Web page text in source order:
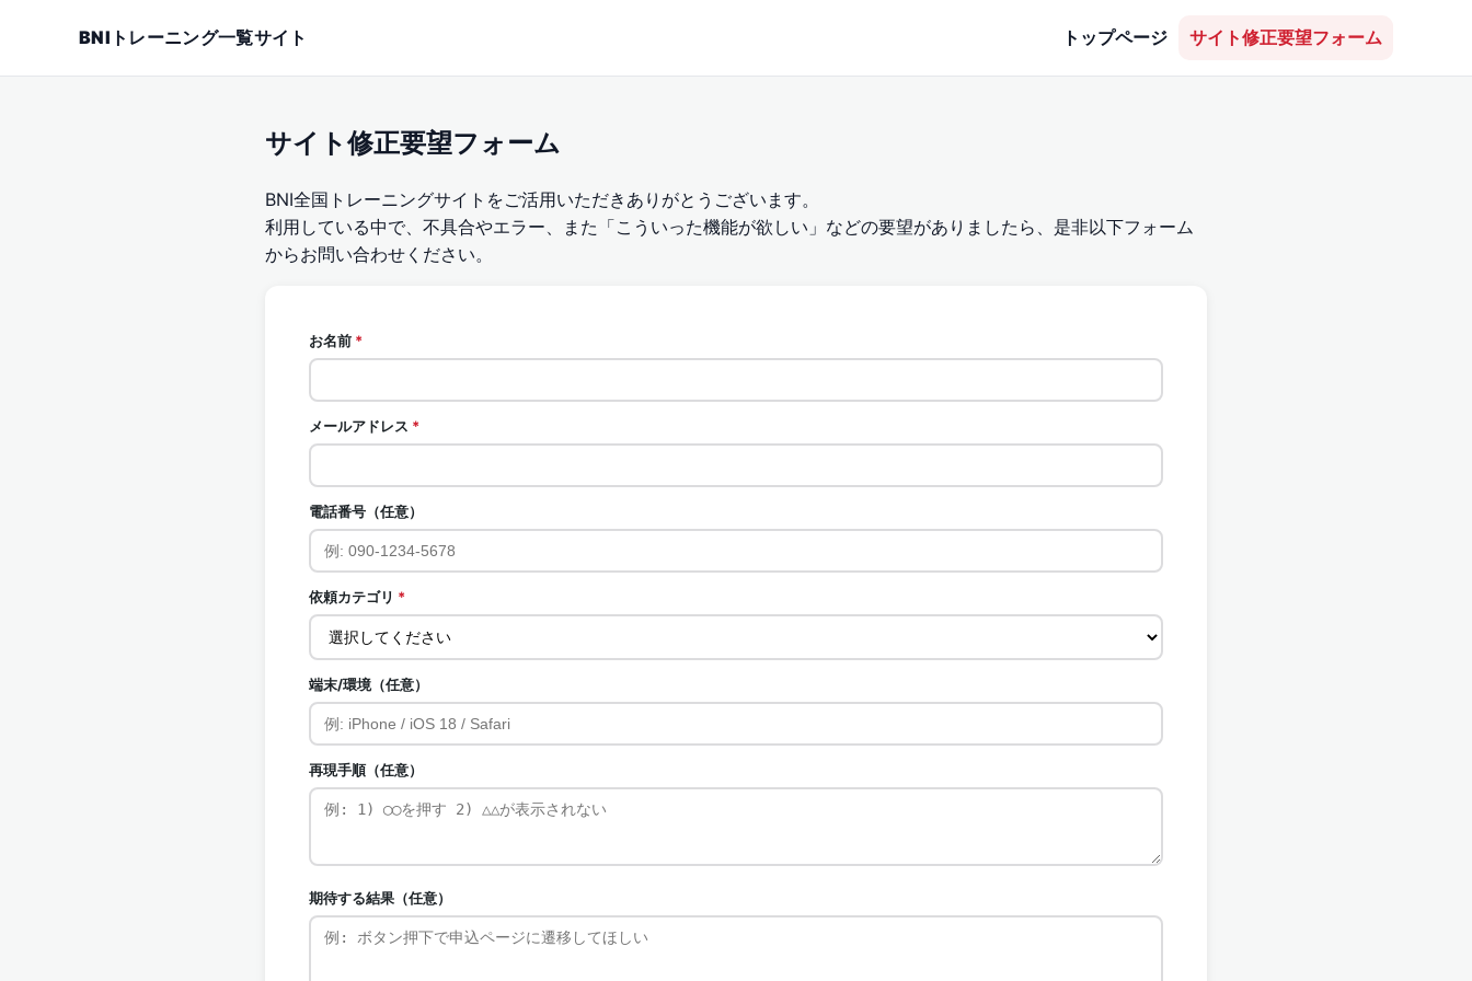
BNIトレーニング一覧サイト トップページ サイト修正要望フォーム
サイト修正要望フォーム
BNI全国トレーニングサイトをご活用いただきありがとうございます。
利用している中で、不具合やエラー、また「こういった機能が欲しい」などの要望がありましたら、是非以下フォーム
からお問い合わせください。
お名前 *
メールアドレス *
電話番号（任意）
依頼カテゴリ *
端末/環境（任意）
再現手順（任意）
期待する結果（任意）